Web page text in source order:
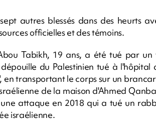
autres blessés dans des heurts
officielles et des témoins.
Tabikh, 19 ans, a été tué par un
du Palestinien tué à l'hôpital
en transportant le corps sur un
de la maison d'Ahmed
attaque en 2018 qui a tué un
israélienne.